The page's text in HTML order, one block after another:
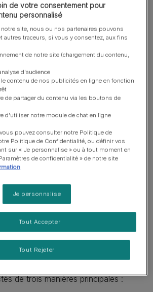
ver et comment
il en attraper ?
cati et Toxascarisleonina) sont
adultes.
et ressemblent à des spaghettis.
passent dans les selles et peuvent
de trois manières principales :
de votre consentement pour
personnalisé
site, nous ou nos partenaires pouvons
autres traceurs, si vous y consentez, aux fins
de notre site (chargement du contenu,
d'audience
contenu de nos publicités en ligne en fonction
de partager du contenu via les boutons de
d'utiliser notre module de chat en ligne
pouvez consulter notre Politique de
Politique de Confidentialité, ou définir vos
sur « Je personnalise » ou à tout moment en
de confidentialité » de notre site
Je personnalise
Tout Rejeter
Tout Accepter